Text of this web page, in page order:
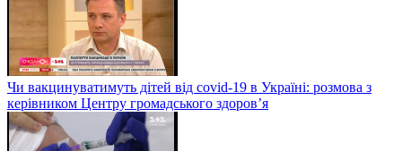
Чи вакцинуватимуть дітей від covid-19 в Україні: розмова з
керівником Центру громадського здоров’я